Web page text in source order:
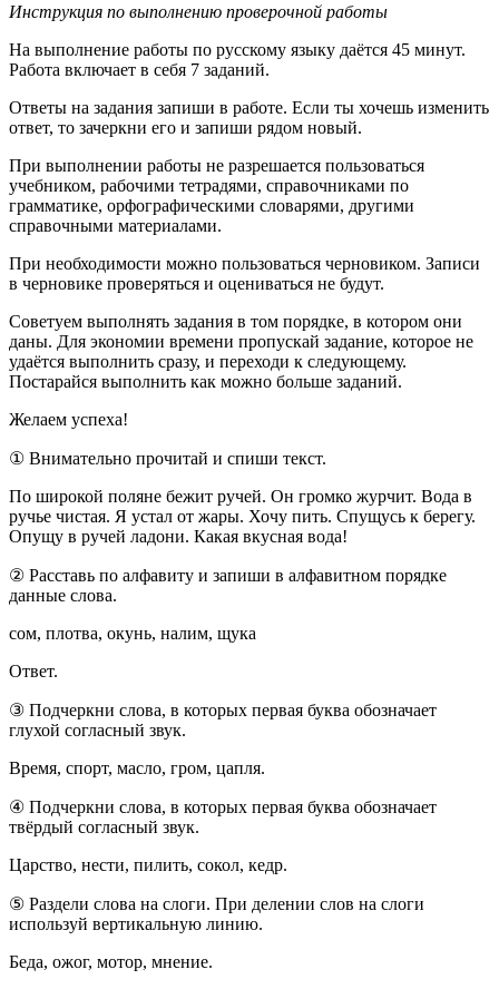
Инструкция по выполнению проверочной работы
На выполнение работы по русскому языку даётся 45 минут.
Работа включает в себя 7 заданий.
Ответы на задания запиши в работе. Если ты хочешь изменить
ответ, то зачеркни его и запиши рядом новый.
При выполнении работы не разрешается пользоваться
учебником, рабочими тетрадями, справочниками по
грамматике, орфографическими словарями, другими
справочными материалами.
При необходимости можно пользоваться черновиком. Записи
в черновике проверяться и оцениваться не будут.
Советуем выполнять задания в том порядке, в котором они
даны. Для экономии времени пропускай задание, которое не
удаётся выполнить сразу, и переходи к следующему.
Постарайся выполнить как можно больше заданий.
Желаем успеха!
① Внимательно прочитай и спиши текст.
По широкой поляне бежит ручей. Он громко журчит. Вода в
ручье чистая. Я устал от жары. Хочу пить. Спущусь к берегу.
Опущу в ручей ладони. Какая вкусная вода!
② Расставь по алфавиту и запиши в алфавитном порядке
данные слова.
сом, плотва, окунь, налим, щука
Ответ.
③ Подчеркни слова, в которых первая буква обозначает
глухой согласный звук.
Время, спорт, масло, гром, цапля.
④ Подчеркни слова, в которых первая буква обозначает
твёрдый согласный звук.
Царство, нести, пилить, сокол, кедр.
⑤ Раздели слова на слоги. При делении слов на слоги
используй вертикальную линию.
Беда, ожог, мотор, мнение.